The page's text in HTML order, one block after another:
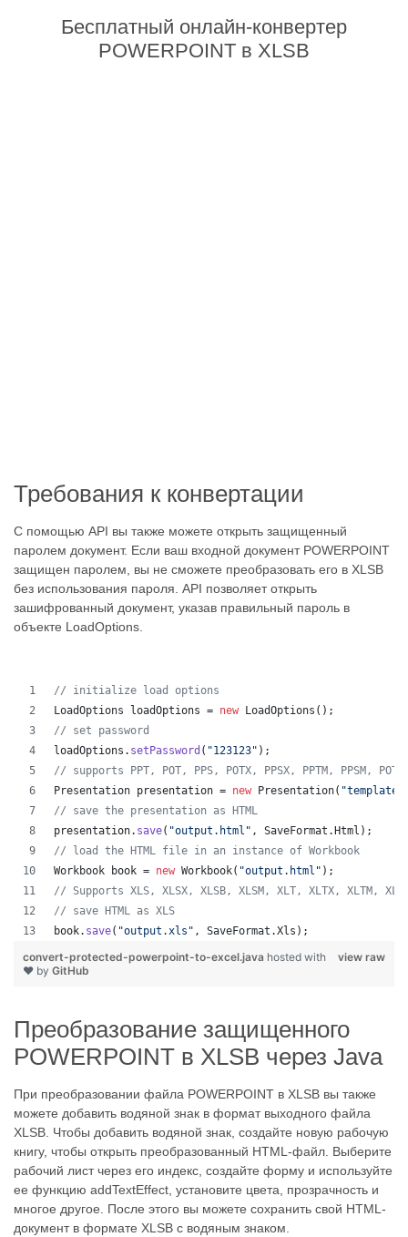
Бесплатный онлайн-конвертер
POWERPOINT в XLSB
Требования к конвертации
С помощью API вы также можете открыть защищенный
паролем документ. Если ваш входной документ POWERPOINT
защищен паролем, вы не сможете преобразовать его в XLSB
без использования пароля. API позволяет открыть
зашифрованный документ, указав правильный пароль в
объекте LoadOptions.
// initialize load options
LoadOptions
loadOptions = new LoadOptions ();
// set password
loadOptions . setPassword ( "123123" );
// supports PPT, POT, PPS, POTX, PPSX, PPTM, PPSM,
Presentation presentation = new Presentation(
// save the presentation as HTML
presentation. save( "output.html" , SaveFormat . Html );
// load the HTML file in an instance of Workbook
Workbook
book = new Workbook( "output.html" );
// Supports XLS, XLSX, XLSB, XLSM, XLT, XLTX, XLTM,
// save HTML as XLS
book. save( "output.xls" , SaveFormat .Xls );
view raw
convert-protected-powerpoint-to-excel.java hosted with
❤ by GitHub
Преобразование защищенного
POWERPOINT в XLSB через Java
При преобразовании файла POWERPOINT в XLSB вы также
можете добавить водяной знак в формат выходного файла
XLSB. Чтобы добавить водяной знак, создайте новую рабочую
книгу, чтобы открыть преобразованный HTML-файл. Выберите
рабочий лист через его индекс, создайте форму и используйте
ее функцию addTextEffect, установите цвета, прозрачность и
многое другое. После этого вы можете сохранить свой HTML-
документ в формате XLSB с водяным знаком.